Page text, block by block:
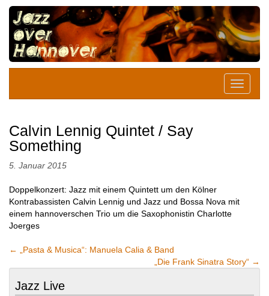
Calvin Lennig Quintet / Say
Something
5. Januar 2015
Doppelkonzert: Jazz mit einem Quintett um den Kölner
Kontrabassisten Calvin Lennig und Jazz und Bossa Nova mit
einem hannoverschen Trio um die Saxophonistin Charlotte
Joerges
←
„Pasta & Musica“: Manuela Calia & Band
„Die Frank Sinatra Story“ →
Jazz Live